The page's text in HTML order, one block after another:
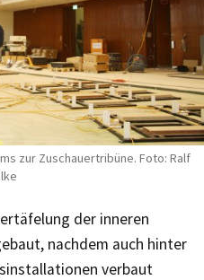
zur Zuschauertribüne. Foto: Ralf
der inneren
nachdem auch hinter
verbaut